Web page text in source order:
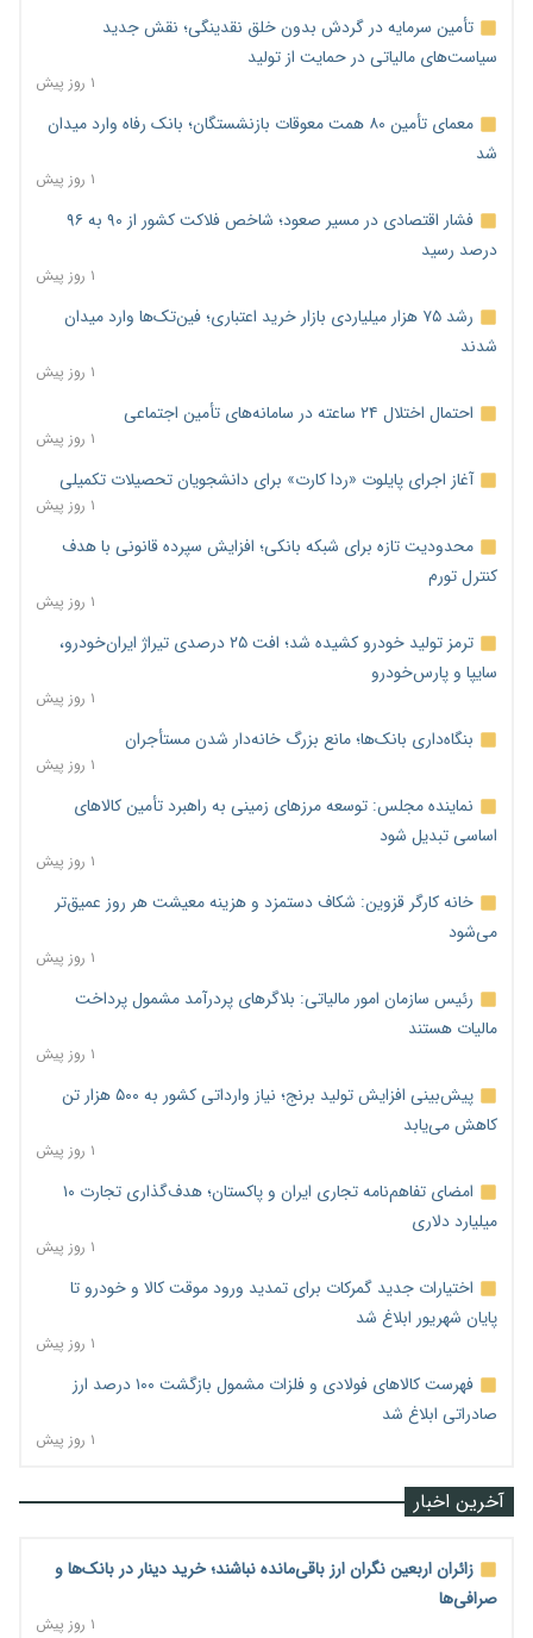
تأمین سرمایه در گردش بدون خلق نقدینگی؛ نقش جدید
سیاست‌های مالیاتی در حمایت از تولید
۱ روز پیش
معمای تأمین ۸۰ همت معوقات بازنشستگان؛ بانک رفاه وارد میدان
شد
۱ روز پیش
فشار اقتصادی در مسیر صعود؛ شاخص فلاکت کشور از ۹۰ به ۹۶
درصد رسید
۱ روز پیش
رشد ۷۵ هزار میلیاردی بازار خرید اعتباری؛ فین‌تک‌ها وارد میدان
شدند
۱ روز پیش
احتمال اختلال ۲۴ ساعته در سامانه‌های تأمین اجتماعی
۱ روز پیش
آغاز اجرای پایلوت «ردا کارت» برای دانشجویان تحصیلات تکمیلی
۱ روز پیش
محدودیت تازه برای شبکه بانکی؛ افزایش سپرده قانونی با هدف
کنترل تورم
۱ روز پیش
ترمز تولید خودرو کشیده شد؛ افت ۲۵ درصدی تیراژ ایران‌خودرو،
سایپا و پارس‌خودرو
۱ روز پیش
بنگاه‌داری بانک‌ها؛ مانع بزرگ خانه‌دار شدن مستأجران
۱ روز پیش
نماینده مجلس: توسعه مرزهای زمینی به راهبرد تأمین کالاهای
اساسی تبدیل شود
۱ روز پیش
خانه کارگر قزوین: شکاف دستمزد و هزینه معیشت هر روز عمیق‌تر
می‌شود
۱ روز پیش
رئیس سازمان امور مالیاتی: بلاگرهای پردرآمد مشمول پرداخت
مالیات هستند
۱ روز پیش
پیش‌بینی افزایش تولید برنج؛ نیاز وارداتی کشور به ۵۰۰ هزار تن
کاهش می‌یابد
۱ روز پیش
امضای تفاهم‌نامه تجاری ایران و پاکستان؛ هدف‌گذاری تجارت ۱۰
میلیارد دلاری
۱ روز پیش
اختیارات جدید گمرکات برای تمدید ورود موقت کالا و خودرو تا
پایان شهریور ابلاغ شد
۱ روز پیش
فهرست کالاهای فولادی و فلزات مشمول بازگشت ۱۰۰ درصد ارز
صادراتی ابلاغ شد
۱ روز پیش
آخرین اخبار
زائران اربعین نگران ارز باقی‌مانده نباشند؛ خرید دینار در بانک‌ها و
صرافی‌ها
۱ روز پیش